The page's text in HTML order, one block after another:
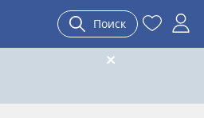
Поиск